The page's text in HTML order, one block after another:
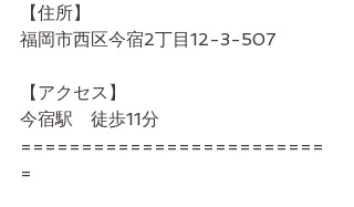
【住所】
福岡市西区今宿2丁目12-3-507
【アクセス】
今宿駅　徒歩11分
=========================
=